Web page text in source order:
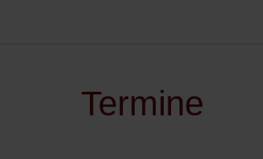
Termine